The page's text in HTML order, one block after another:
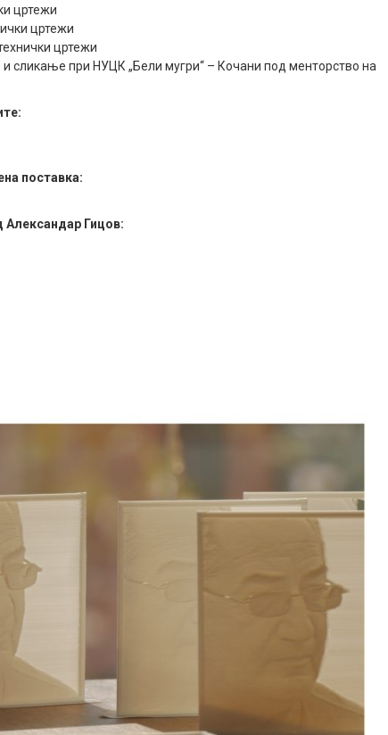
цртежи
цртежи
цртежи
сликање при НУЦК „Бели мугри“ – Кочани под менторство на
поставка:
Александар Гицов: